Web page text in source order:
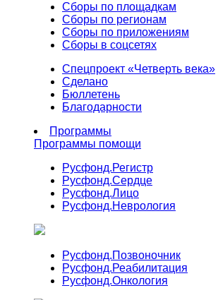
Сборы по площадкам
Сборы по регионам
Сборы по приложениям
Сборы в соцсетях
Спецпроект «Четверть века»
Сделано
Бюллетень
Благодарности
Программы
Программы помощи
Русфонд.Регистр
Русфонд.Сердце
Русфонд.Лицо
Русфонд.Неврология
Русфонд.Позвоночник
Русфонд.Реабилитация
Русфонд.Онкология